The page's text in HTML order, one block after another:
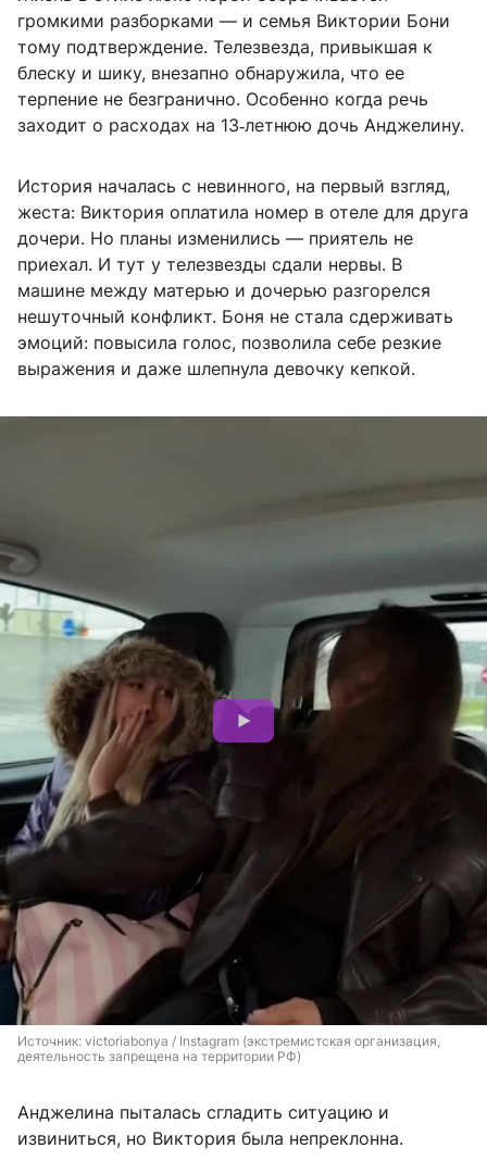
громкими разборками — и семья Виктории Бони
тому подтверждение. Телезвезда, привыкшая к
блеску и шику, внезапно обнаружила, что ее
терпение не безгранично. Особенно когда речь
заходит о расходах на 13‑летнюю дочь Анджелину.
История началась с невинного, на первый взгляд,
жеста: Виктория оплатила номер в отеле для друга
дочери. Но планы изменились — приятель не
приехал. И тут у телезвезды сдали нервы. В
машине между матерью и дочерью разгорелся
нешуточный конфликт. Боня не стала сдерживать
эмоций: повысила голос, позволила себе резкие
выражения и даже шлепнула девочку кепкой.
Источник: victoriabonya / Instagram (экстремистская организация,
деятельность запрещена на территории РФ)
Анджелина пыталась сгладить ситуацию и
извиниться, но Виктория была непреклонна.